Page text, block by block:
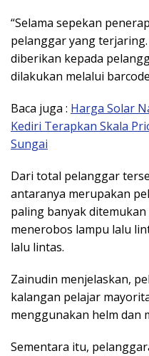
“Selama sepekan
pelanggar yang
diberikan kepada
dilakukan melalui
Baca juga : Harga Solar
Kediri Terapkan Skala
Sungai
Dari total pelanggar
antaranya merupakan
paling banyak
menerobos lampu lalu
lalu lintas.
Zainudin menjelaskan,
kalangan pelajar
menggunakan helm dan
Sementara itu,